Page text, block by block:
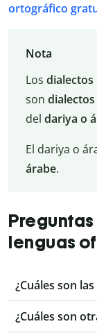
ortográfico
Nota
Los dialectos
son
del dariya o
El dariya o
árabe.
lenguas
¿Cuáles son
¿Cuáles son